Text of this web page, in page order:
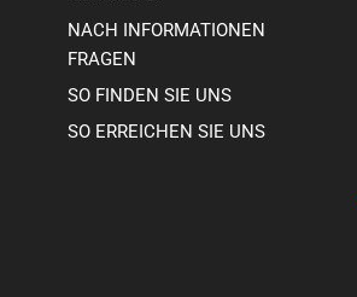
NACH INFORMATIONEN
FRAGEN
SO FINDEN SIE UNS
SO ERREICHEN SIE UNS